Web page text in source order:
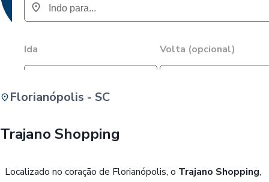
Ida Volta (opcional)
Florianópolis - SC
Trajano Shopping
Localizado no coração de Florianópolis, o Trajano Shopping,